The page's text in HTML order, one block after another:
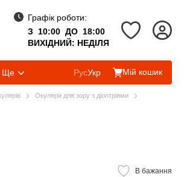
Графік роботи:
З 10:00 ДО 18:00
ВИХІДНИЙ: НЕДІЛЯ
Ще РусУкр Мій кошик
Окуляри для зору з діоптріями
В бажання